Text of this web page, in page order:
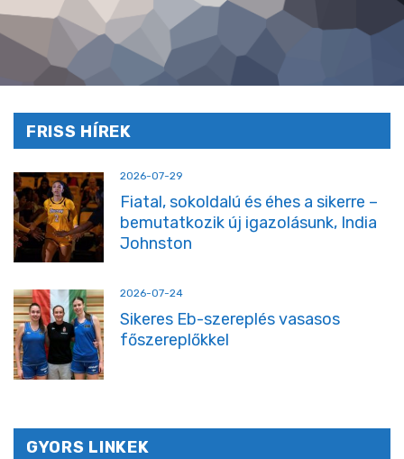
FRISS HÍREK
2026-07-29
Fiatal, sokoldalú és éhes a sikerre –
bemutatkozik új igazolásunk, India
Johnston
2026-07-24
Sikeres Eb-szereplés vasasos
főszereplőkkel
GYORS LINKEK